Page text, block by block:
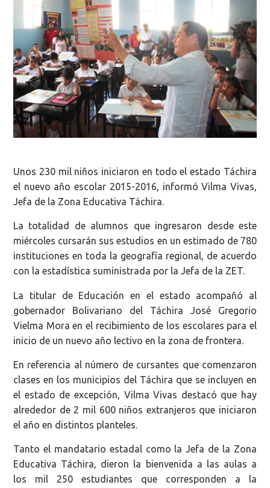
Unos 230 mil niños iniciaron en todo el estado Táchira
el nuevo año escolar 2015-2016, informó Vilma Vivas,
Jefa de la Zona Educativa Táchira.
La totalidad de alumnos que ingresaron desde este
miércoles cursarán sus estudios en un estimado de 780
instituciones en toda la geografía regional, de acuerdo
con la estadística suministrada por la Jefa de la ZET.
La titular de Educación en el estado acompañó al
gobernador Bolivariano del Táchira José Gregorio
Vielma Mora en el recibimiento de los escolares para el
inicio de un nuevo año lectivo en la zona de frontera.
En referencia al número de cursantes que comenzaron
clases en los municipios del Táchira que se incluyen en
el estado de excepción, Vilma Vivas destacó que hay
alrededor de 2 mil 600 niños extranjeros que iniciaron
el año en distintos planteles.
Tanto el mandatario estadal como la Jefa de la Zona
Educativa Táchira, dieron la bienvenida a las aulas a
los mil 250 estudiantes que corresponden a la